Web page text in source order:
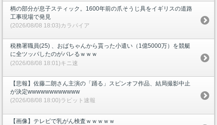
柄の部分が息子スティック。1600年前の爪そうじ具をイギリスの道路
工事現場で発見
(2026/08/08 18:03)カラパイア
税務署職員(25) 、おばちゃんから貰った小遣い（1億5000万）を競艇
に全ツッパしたのがバレるｗｗｗ
(2026/08/08 18:01)キニ速
【悲報】佐藤二朗さん主演の「踊る」スピンオフ作品、結局撮影中止
が決定wwwwwwwwwwww
(2026/08/08 18:00)ラビット速報
【画像】テレビで乳がん検査ｗｗｗｗｗ